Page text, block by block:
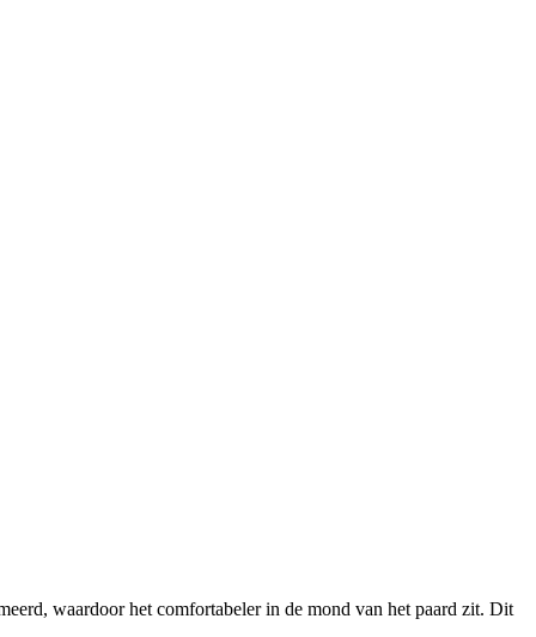
waardoor het comfortabeler in de mond van het paard zit. Dit